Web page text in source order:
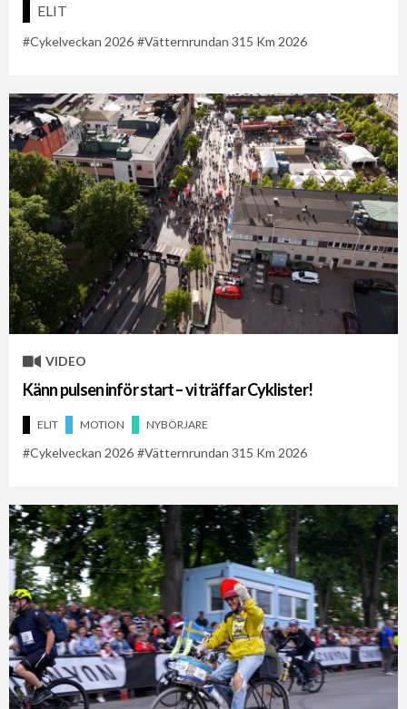
ELIT
Cykelveckan 2026 Vätternrundan 315 Km 2026
VIDEO
Känn pulsen inför start – vi träffar Cyklister!
ELIT MOTION NYBÖRJARE
Cykelveckan 2026 Vätternrundan 315 Km 2026